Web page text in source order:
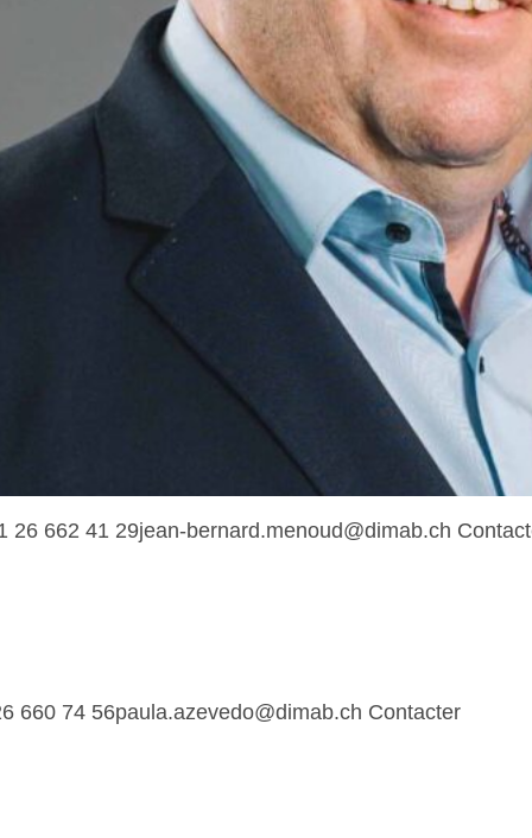
662 41 29jean-bernard.menoud@dimab.ch
660 74 56paula.azevedo@dimab.ch Contacter